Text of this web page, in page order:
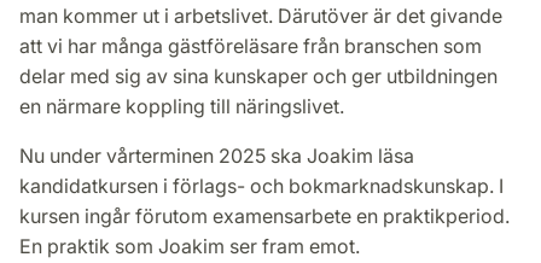
man kommer ut i arbetslivet. Därutöver är det givande
att vi har många gästföreläsare från branschen som
delar med sig av sina kunskaper och ger utbildningen
en närmare koppling till näringslivet.
Nu under vårterminen 2025 ska Joakim läsa
kandidatkursen i förlags- och bokmarknadskunskap. I
kursen ingår förutom examensarbete en praktikperiod.
En praktik som Joakim ser fram emot.